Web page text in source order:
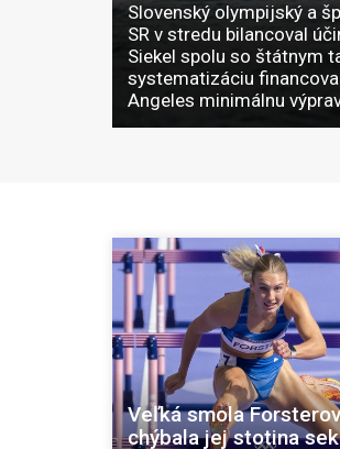
Slovenský olympijský a
SR v stredu bilancoval
Siekel spolu so štátnym
systematizáciu
Angeles minimálnu
Veľká smola
chýbala jej stotina